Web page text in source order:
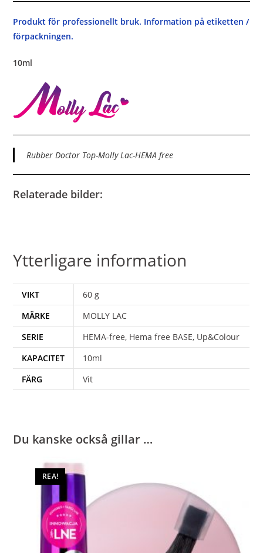
Produkt för professionellt bruk. Information på etiketten /
förpackningen.
10ml
Rubber Doctor Top-Molly Lac-HEMA free
Relaterade bilder:
Ytterligare information
VIKT
60 g
MÄRKE
MOLLY LAC
SERIE
HEMA-free, Hema free BASE, Up&Colour
KAPACITET
10ml
FÄRG
Vit
Du kanske också gillar …
REA!